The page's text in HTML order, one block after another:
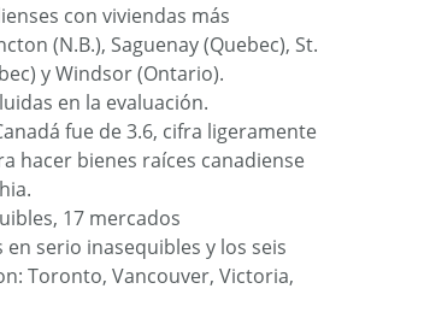
con viviendas más
(N.B.), Saguenay (Quebec), St.
y Windsor (Ontario).
en la evaluación.
fue de 3.6, cifra ligeramente
hacer bienes raíces canadiense
17 mercados
serio inasequibles y los seis
Toronto, Vancouver, Victoria,